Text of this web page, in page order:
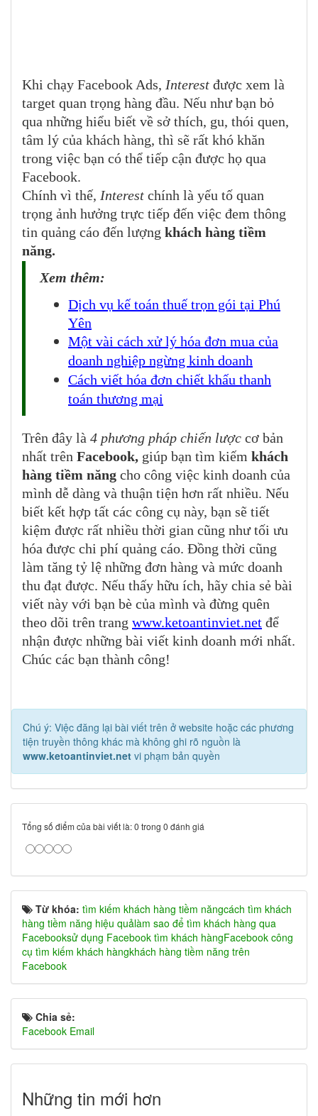
Khi chạy Facebook Ads, Interest được xem là
target quan trọng hàng đầu. Nếu như bạn bỏ
qua những hiểu biết về sở thích, gu, thói quen,
tâm lý của khách hàng, thì sẽ rất khó khăn
trong việc bạn có thể tiếp cận được họ qua
Facebook.
Chính vì thế, Interest chính là yếu tố quan
trọng ảnh hưởng trực tiếp đến việc đem thông
tin quảng cáo đến lượng khách hàng tiềm
năng.
Xem thêm:
Dịch vụ kế toán thuế trọn gói tại Phú
Yên
Một vài cách xử lý hóa đơn mua của
doanh nghiệp ngừng kinh doanh
Cách viết hóa đơn chiết khấu thanh
toán thương mại
Trên đây là 4 phương pháp chiến lược cơ bản
nhất trên Facebook, giúp bạn tìm kiếm khách
hàng tiềm năng cho công việc kinh doanh của
mình dễ dàng và thuận tiện hơn rất nhiều. Nếu
biết kết hợp tất các công cụ này, bạn sẽ tiết
kiệm được rất nhiều thời gian cũng như tối ưu
hóa được chi phí quảng cáo. Đồng thời cũng
làm tăng tỷ lệ những đơn hàng và mức doanh
thu đạt được. Nếu thấy hữu ích, hãy chia sẻ bài
viết này với bạn bè của mình và đừng quên
theo dõi trên trang www.ketoantinviet.net để
nhận được những bài viết kinh doanh mới nhất.
Chúc các bạn thành công!
Chú ý: Việc đăng lại bài viết trên ở website hoặc các phương
tiện truyền thông khác mà không ghi rõ nguồn là
www.ketoantinviet.net vi phạm bản quyền
Tổng số điểm của bài viết là: 0 trong 0 đánh giá
Từ khóa: tìm kiếm khách hàng tiềm năngcách tìm khách
hàng tiềm năng hiệu quảlàm sao để tìm khách hàng qua
Facebooksử dụng Facebook tìm khách hàngFacebook công
cụ tìm kiếm khách hàngkhách hàng tiềm năng trên
Facebook
Chia sẻ:
Facebook Email
Những tin mới hơn